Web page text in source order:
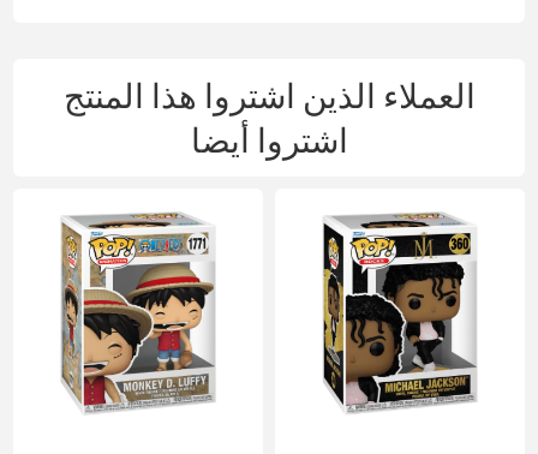
العملاء الذين اشتروا هذا المنتج
اشتروا أيضا